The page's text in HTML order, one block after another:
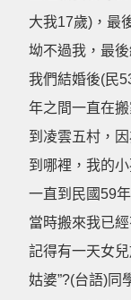
大我17歲)，最
坳不過我，最
我們結婚後(民
年之間一直在
到凌雲五村，
到哪裡，我的
一直到民國59
當時搬來我已
記得有一天女
姑婆”?(台語)同